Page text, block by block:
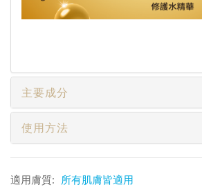
主要成分
使用方法
適用膚質: 所有肌膚皆適用